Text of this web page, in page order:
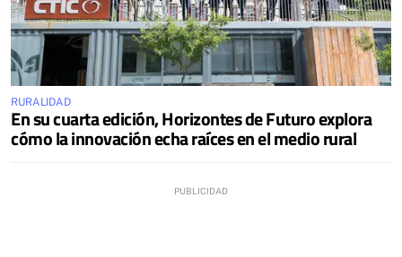
RURALIDAD
En su cuarta edición, Horizontes de Futuro explora
cómo la innovación echa raíces en el medio rural